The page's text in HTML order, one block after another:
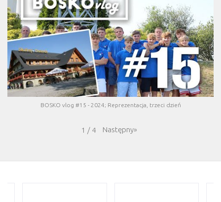
BOSKO vlog #15 - 2024; Reprezentacja, trzeci dzień
1 / 4 Następny»